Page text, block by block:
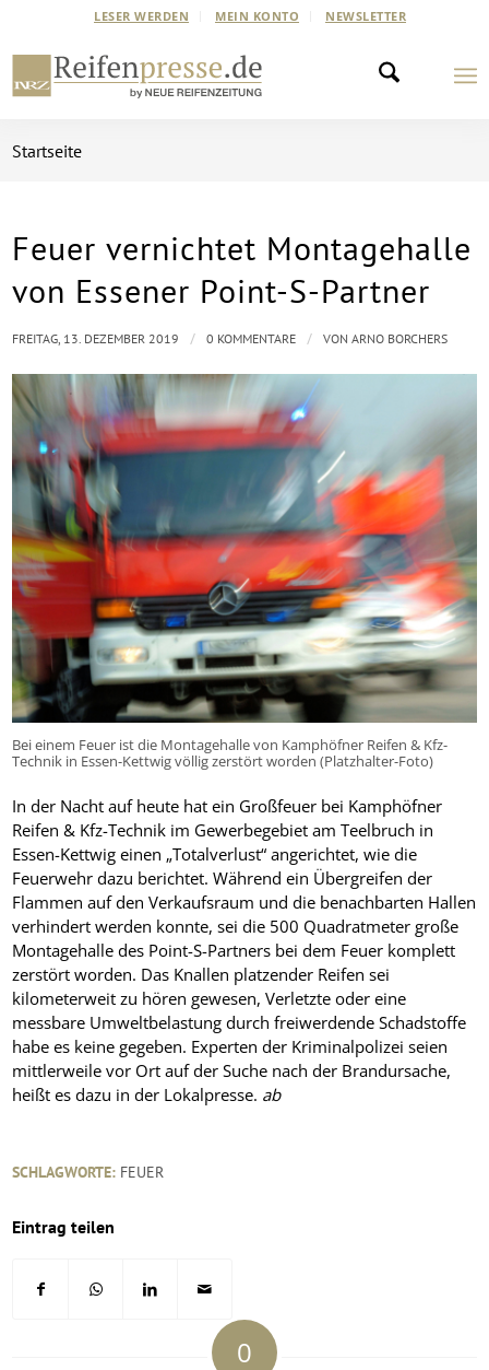
LESER WERDEN MEIN KONTO NEWSLETTER
Startseite
Feuer vernichtet Montagehalle
von Essener Point-S-Partner
Bei einem Feuer ist die Montagehalle von Kamphöfner Reifen & Kfz-
Technik in Essen-Kettwig völlig zerstört worden (Platzhalter-Foto)
In der Nacht auf heute hat ein Großfeuer bei Kamphöfner
Reifen & Kfz-Technik im Gewerbegebiet am Teelbruch in
Essen-Kettwig einen „Totalverlust“ angerichtet, wie die
Feuerwehr dazu berichtet. Während ein Übergreifen der
Flammen auf den Verkaufsraum und die benachbarten Hallen
verhindert werden konnte, sei die 500 Quadratmeter große
Montagehalle des Point-S-Partners bei dem Feuer komplett
zerstört worden. Das Knallen platzender Reifen sei
kilometerweit zu hören gewesen, Verletzte oder eine
messbare Umweltbelastung durch freiwerdende Schadstoffe
habe es keine gegeben. Experten der Kriminalpolizei seien
mittlerweile vor Ort auf der Suche nach der Brandursache,
heißt es dazu in der Lokalpresse. ab
FREITAG, 13. DEZEMBER 2019 / 0 KOMMENTARE / VONARNO BORCHERS
SCHLAGWORTE: FEUER
Eintrag teilen
0